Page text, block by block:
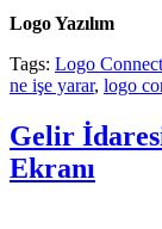
Logo Yazılım
Tags: Logo
ne işe yarar, logo
Gelir
Ekranı